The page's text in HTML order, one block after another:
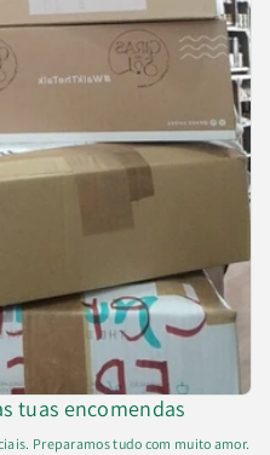
tuas encomendas
Preparamos tudo com muito amor.